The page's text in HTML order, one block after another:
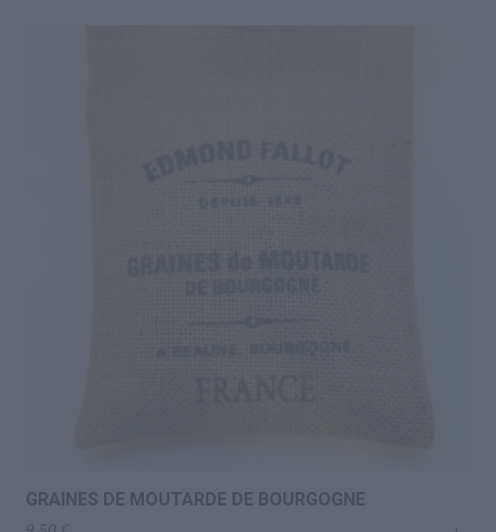
GRAINES DE MOUTARDE DE BOURGOGNE